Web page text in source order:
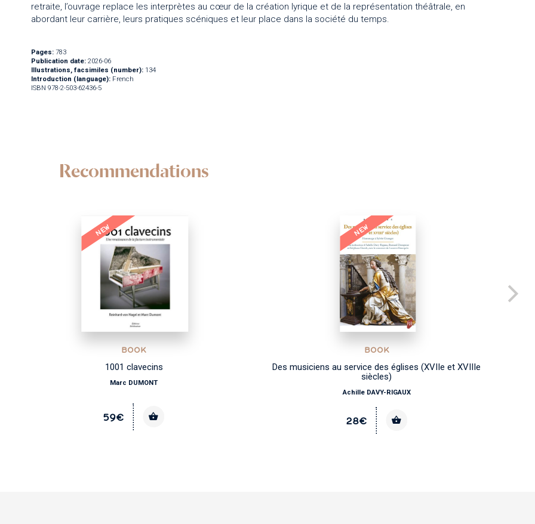
retraite, l’ouvrage replace les interprètes au cœur de la création lyrique et de la représentation théâtrale, en
abordant leur carrière, leurs pratiques scéniques et leur place dans la société du temps.
Pages: 783
Publication date: 2026-06
Illustrations, facsimiles (number): 134
Introduction (language): French
ISBN 978-2-503-62436-5
Recommendations
NEW
BOOK
1001 clavecins
Marc DUMONT
59€
NEW
BOOK
Des musiciens au service des églises (XVIIe et XVIIIe
siècles)
Achille DAVY-RIGAUX
28€